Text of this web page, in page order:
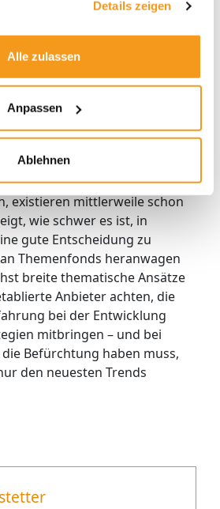
Details zeigen
Alle zulassen
Anpassen
Ablehnen
Themenfonds auf
strukturelle Trends
sich nicht als besonders
Mehr als zwei Drittel der
vor 15 Jahren in Europa auf
existieren mittlerweile schon
wie schwer es ist, in
gute Entscheidung zu
Themenfonds heranwagen
breite thematische Ansätze
Anbieter achten, die
bei der Entwicklung
mitbringen – und bei
Befürchtung haben muss,
den neuesten Trends